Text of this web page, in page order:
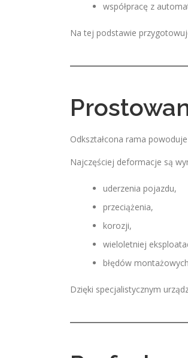
współpracę z
Na tej podstawie
Odkształcona rama
Najczęściej deformacje są
uderzenia pojazdu,
przeciążenia,
korozji,
wieloletniej
błędów
Dzięki specjalistycznym